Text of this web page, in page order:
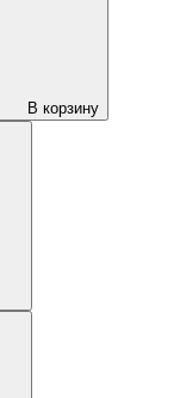
В корзину